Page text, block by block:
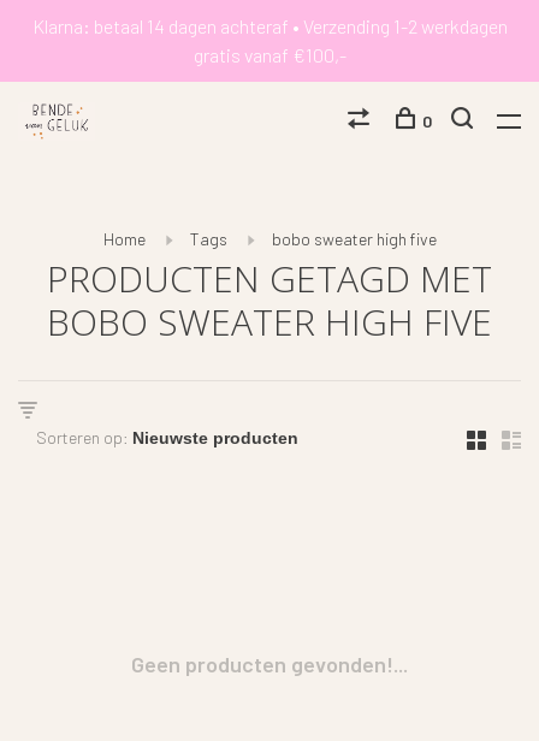
Klarna: betaal 14 dagen achteraf • Verzending 1-2 werkdagen
gratis vanaf €100,-
0
Home Tags bobo sweater high five
PRODUCTEN GETAGD MET
BOBO SWEATER HIGH FIVE
Sorteren op:
Geen producten gevonden!...